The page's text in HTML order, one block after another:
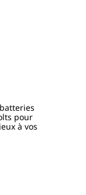
pour
à vos